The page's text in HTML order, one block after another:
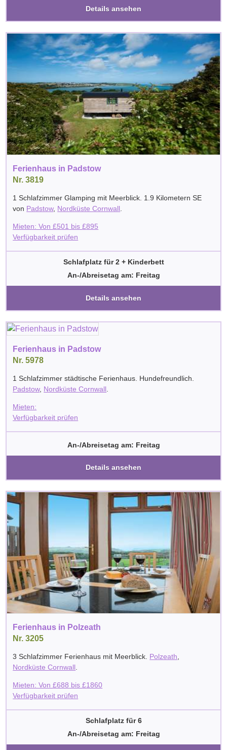
Details ansehen
Ferienhaus in Padstow
Nr. 3819
1 Schlafzimmer Glamping mit Meerblick. 1.9 Kilometern SE
von Padstow, Nordküste Cornwall
Mieten: Von£501 bis£895
Verfügbarkeit prüfen
Schlafplatz für 2 + Kinderbett
An-/Abreisetag am: Freitag
Details ansehen
Ferienhaus in Padstow
Nr. 5978
1 Schlafzimmer städtische Ferienhaus. Hundefreundlich.
Padstow, Nordküste Cornwall
Mieten:
Verfügbarkeit prüfen
An-/Abreisetag am: Freitag
Details ansehen
Ferienhaus in Polzeath
Nr. 3205
3 Schlafzimmer Ferienhaus mit Meerblick. Polzeath
Nordküste Cornwall
Mieten: Von£688 bis£1860
Verfügbarkeit prüfen
Schlafplatz für 6
An-/Abreisetag am: Freitag